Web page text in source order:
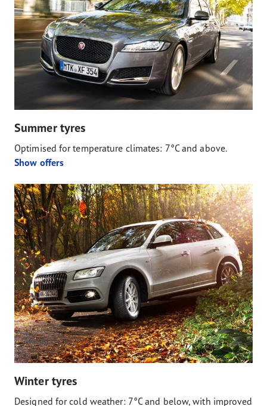
Summer tyres
Optimised for temperature climates: 7°C and above.
Show offers
Winter tyres
Designed for cold weather: 7°C and below, with improved